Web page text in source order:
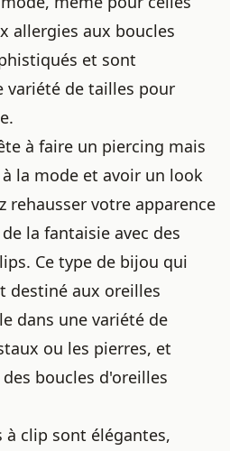
allergies aux boucles
et sont
variété de tailles pour
à faire un piercing mais
la mode et avoir un look
rehausser votre apparence
la fantaisie avec des
Ce type de bijou qui
destiné aux oreilles
dans une variété de
ou les pierres, et
des boucles d'oreilles
à clip sont élégantes,